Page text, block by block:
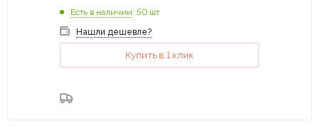
Есть в наличии: 50 шт
Нашли дешевле?
Купить в 1 клик